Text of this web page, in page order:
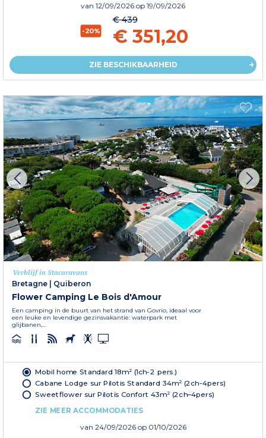
van 12/09/2026 op 19/09/2026
-20%
€ 439
€ 351,20
ZIE BESCHIKBAARHEID
Verblijf in Stacaravans
Bretagne | Quiberon
Flower Camping Le Bois d'Amour
Een camping in de buurt van het strand van Govrio, ideaal voor
een leuke en levendige gezinsvakantie: waterpark met
glijbanen,...
Mobil home Standard 18m² (1ch-2 pers.)
Cabane Lodge sur Pilotis Standard 34m² (2ch-4pers)
Sweetflower sur Pilotis Confort 43m² (2ch–4pers)
ZIE MEER ACCOMMODATIES
van 24/09/2026 op 01/10/2026